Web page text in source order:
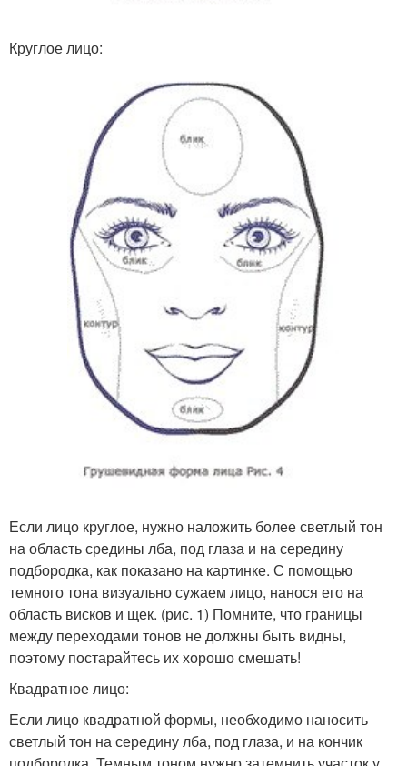
Круглое лицо:
Если лицо круглое, нужно наложить более светлый тон
на область средины лба, под глаза и на середину
подбородка, как показано на картинке. С помощью
темного тона визуально сужаем лицо, нанося его на
область висков и щек. (рис. 1) Помните, что границы
между переходами тонов не должны быть видны,
поэтому постарайтесь их хорошо смешать!
Квадратное лицо:
Если лицо квадратной формы, необходимо наносить
светлый тон на середину лба, под глаза, и на кончик